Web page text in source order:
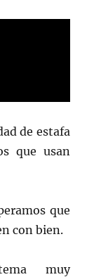
de estafa
que usan
que
con bien.
muy